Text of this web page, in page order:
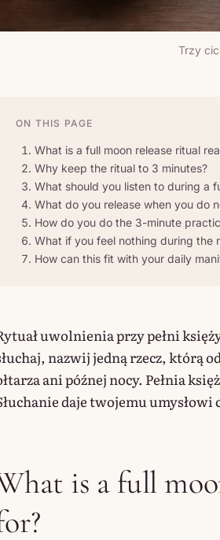
Trzy
ON THIS PAGE
What is a full moon release ritual
Why keep the ritual to 3 minutes?
What should you listen to during a
What do you release when you do
How do you do the 3-minute
What if you feel nothing during the
How can this fit with your daily
uwolnienia przy pełni
nazwij jedną rzecz, którą
ani późnej nocy. Pełnia
daje twojemu
is a full